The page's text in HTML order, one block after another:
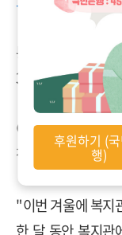
통영 나들이를 다
3명이 이 사업을
이 분들과 이 일을
정월숙 님께 '한겨
"이번 겨울에 복지
한 달 동안 복지관
후원하기 (
행)